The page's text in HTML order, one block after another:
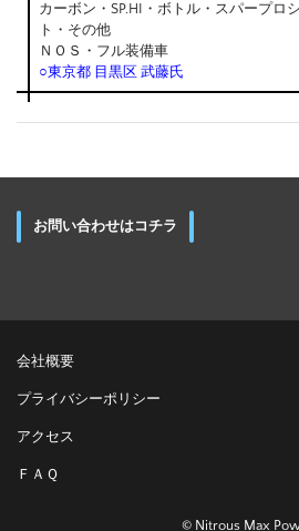
カーボン・SP.HI・ボトル・スパープロ
ト・その他
ＮＯＳ・フル装備車
○東京都 目黒区 武藤氏
お問い合わせはコチラ
会社概要
プライバシーポリシー
アクセス
ＦＡＱ
© Nitrous Max